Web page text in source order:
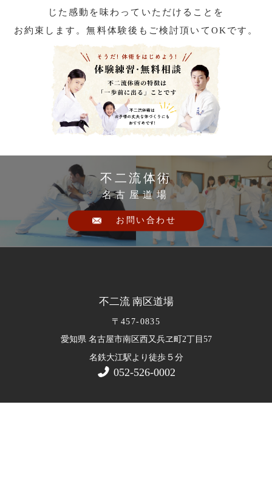
じた感動を味わっていただけることを
お約束します。無料体験後もご検討頂いてOKです。
不二流体術
名古屋道場
お問い合わせ
不二流 南区道場
〒457-0835
愛知県 名古屋市南区西又兵ヱ町2丁目57
名鉄大江駅より徒歩５ 分
052-526-0002